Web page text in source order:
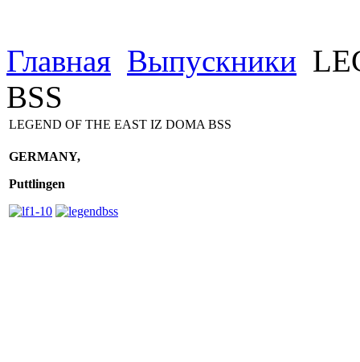
Главная Выпускники
BSS
LEGEND OF THE EAST IZ DOMA BSS
GERMANY,
Puttlingen